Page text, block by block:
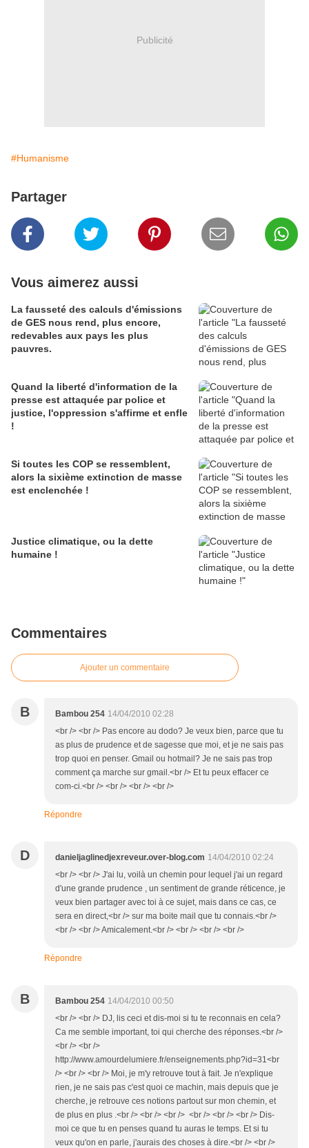
Publicité
#Humanisme
Partager
Vous aimerez aussi
La fausseté des calculs d'émissions
de GES nous rend, plus encore,
redevables aux pays les plus
pauvres.
Quand la liberté d'information de la
presse est attaquée par police et
justice, l'oppression s'affirme et enfle
!
Si toutes les COP se ressemblent,
alors la sixième extinction de masse
est enclenchée !
Justice climatique, ou la dette
humaine !
Commentaires
Ajouter un commentaire
B Bambou 254 14/04/2010 02:28
<br /> <br /> Pas encore au dodo? Je veux bien, parce que tu
as plus de prudence et de sagesse que moi, et je ne sais pas
trop quoi en penser. Gmail ou hotmail? Je ne sais pas trop
comment ça marche sur gmail.<br /> Et tu peux effacer ce
com-ci.<br /> <br /> <br /> <br />
Répondre
D danieljaglinedjexreveur.over-blog.com 14/04/2010 02:24
<br /> <br /> J'ai lu, voilà un chemin pour lequel j'ai un regard
d'une grande prudence , un sentiment de grande réticence, je
veux bien partager avec toi à ce sujet, mais dans ce cas, ce
sera en direct,<br /> sur ma boite mail que tu connais.<br />
<br /> <br /> Amicalement.<br /> <br /> <br /> <br />
Répondre
B Bambou 254 14/04/2010 00:50
<br /> <br /> DJ, lis ceci et dis-moi si tu te reconnais en cela?
Ca me semble important, toi qui cherche des réponses.<br />
<br /> <br />
http://www.amourdelumiere.fr/enseignements.php?id=31<br
/> <br /> <br /> Moi, je m'y retrouve tout à fait. Je n'explique
rien, je ne sais pas c'est quoi ce machin, mais depuis que je
cherche, je retrouve ces notions partout sur mon chemin, et
de plus en plus .<br /> <br /> <br /> <br /> <br /> <br /> Dis-
moi ce que tu en penses quand tu auras le temps. Et si tu
veux qu'on en parle, j'aurais des choses à dire.<br /> <br />